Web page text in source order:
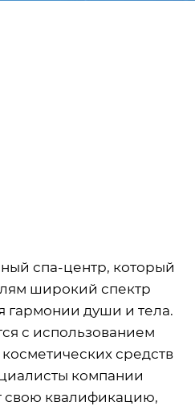
спа-центр, который
широкий спектр
гармонии души и тела.
с использованием
средств
компании
свою квалификацию,